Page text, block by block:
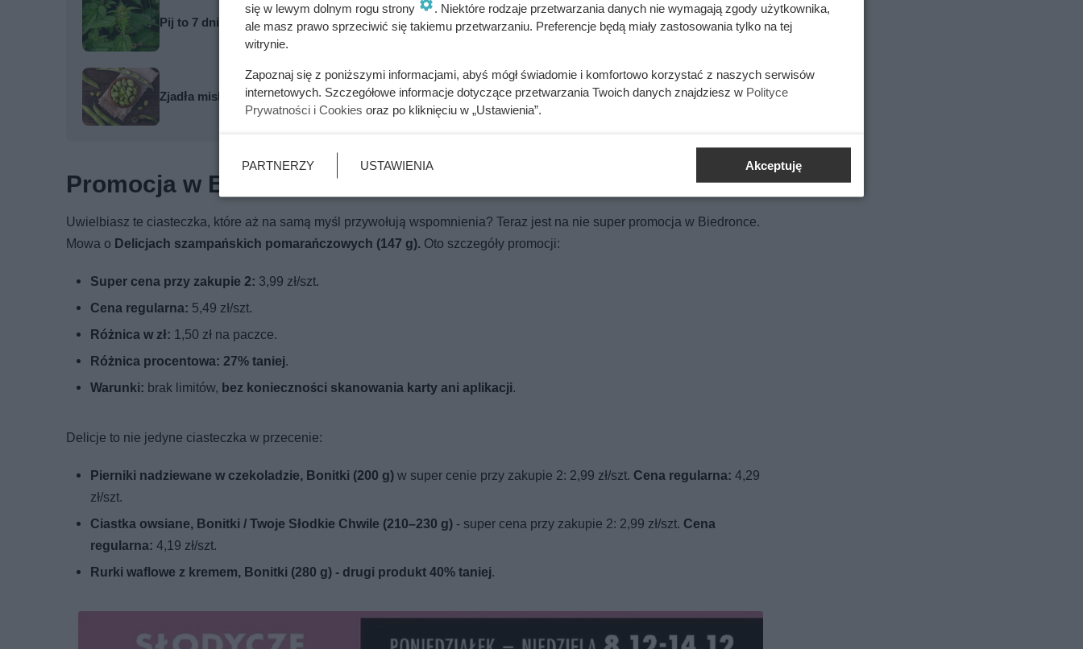
Pij to 7 dni i zobacz, co dzieje się z włosami i skórą
Zjadła miskę ugotowanego bobu. Oto co po kilku godzinach stało się z jej poziomem cukru i apetytem
Promocja w Biedronce na kultowe ciastka z PRL
Uwielbiasz te ciasteczka, które aż na samą myśl przywołują wspomnienia? Teraz jest na nie super promocja w Biedronce.
Mowa o Delicjach szampańskich pomarańczowych (147 g). Oto szczegóły promocji:
Super cena przy zakupie 2: 3,99 zł/szt.
Cena regularna: 5,49 zł/szt.
Różnica w zł: 1,50 zł na paczce.
Różnica procentowa: 27% taniej.
Warunki: brak limitów, bez konieczności skanowania karty ani aplikacji.
Delicje to nie jedyne ciasteczka w przecenie:
Pierniki nadziewane w czekoladzie, Bonitki (200 g) w super cenie przy zakupie 2: 2,99 zł/szt. Cena regularna: 4,29
zł/szt.
Ciastka owsiane, Bonitki / Twoje Słodkie Chwile (210–230 g) - super cena przy zakupie 2: 2,99 zł/szt. Cena
regularna: 4,19 zł/szt.
Rurki waflowe z kremem, Bonitki (280 g) - drugi produkt 40% taniej.
się w lewym dolnym rogu strony
. Niektóre rodzaje przetwarzania danych nie wymagają zgody użytkownika,
ale masz prawo sprzeciwić się takiemu przetwarzaniu. Preferencje będą miały zastosowania tylko na tej
witrynie.
Zapoznaj się z poniższymi informacjami, abyś mógł świadomie i komfortowo korzystać z naszych serwisów
internetowych. Szczegółowe informacje dotyczące przetwarzania Twoich danych znajdziesz w Polityce
Prywatności i Cookies oraz po kliknięciu w „Ustawienia”.
PARTNERZY USTAWIENIA Akceptuję